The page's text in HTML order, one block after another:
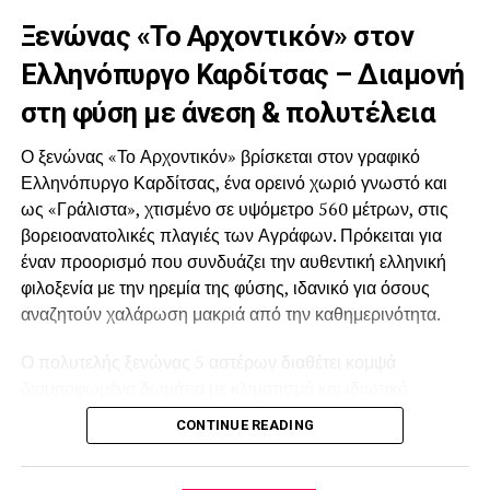
Αντιπεριφερειάρχης Τουρισμού Βίκυ Χατζηβασιλείου.
-Κατά τη διάρκεια της έκθεσης πραγματοποιήθηκαν
στοχευμένες Β2Β
συναντήσεις με επαγγελματίες διοργανωτές συνεδρίων
και ταξιδιών κινήτρων
(MICE), στους οποίους παρουσιάστηκαν οι δυνατότητες
της Κεντρικής
Μακεδονίας ως συνεδριακού προορισμού. Με αφετηρία τη
Θεσσαλονίκη, η οποία
πληροί όλες τις προϋποθέσεις για τη φιλοξενία μικρών και
πραγματοποιούν ημερήσιες
εκδρομές σε σημαντικά σημεία ενδιαφέροντος, σε
Ξενώνας «Το Αρχοντικόν» στον
Ελληνόπυργο Καρδίτσας – Διαμονή
στη φύση με άνεση & πολυτέλεια
Ο ξενώνας «Το Αρχοντικόν» βρίσκεται στον γραφικό
Ελληνόπυργο Καρδίτσας, ένα ορεινό χωριό γνωστό και
ως «Γράλιστα», χτισμένο σε υψόμετρο 560 μέτρων, στις
βορειοανατολικές πλαγιές των Αγράφων. Πρόκειται για
έναν προορισμό που συνδυάζει την αυθεντική ελληνική
φιλοξενία με την ηρεμία της φύσης, ιδανικό για όσους
αναζητούν χαλάρωση μακριά από την καθημερινότητα.
μπάνιο, προσφέροντας όλες τις σύγχρονες ανέσεις. Η
24ωρη ρεσεψιόν, ο χώρος φύλαξης αποσκευών και το
δωρεάν ιδιωτικό πάρκινγκ εξασφαλίζουν μια άνετη και
CONTINUE READING